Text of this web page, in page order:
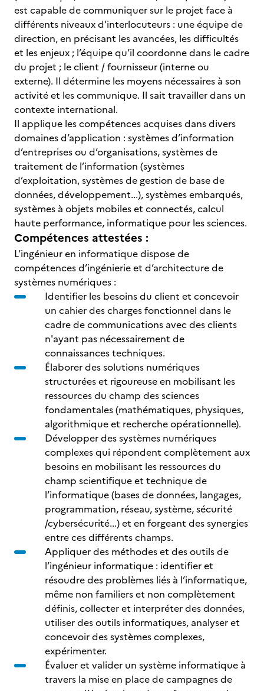
est capable de communiquer sur le projet face à
différents niveaux d’interlocuteurs : une équipe de
direction, en précisant les avancées, les difficultés
et les enjeux ; l’équipe qu’il coordonne dans le cadre
du projet ; le client / fournisseur (interne ou
externe). Il détermine les moyens nécessaires à son
activité et les communique. Il sait travailler dans un
contexte international.
Il applique les compétences acquises dans divers
domaines d’application : systèmes d’information
d’entreprises ou d’organisations, systèmes de
traitement de l’information (systèmes
d’exploitation, systèmes de gestion de base de
données, développement...), systèmes embarqués,
systèmes à objets mobiles et connectés, calcul
haute performance, informatique pour les sciences.
Compétences attestées :
L’ingénieur en informatique dispose de
compétences d’ingénierie et d’architecture de
systèmes numériques :
Identifier les besoins du client et concevoir
un cahier des charges fonctionnel dans le
cadre de communications avec des clients
n'ayant pas nécessairement de
connaissances techniques.
Élaborer des solutions numériques
structurées et rigoureuse en mobilisant les
ressources du champ des sciences
fondamentales (mathématiques, physiques,
algorithmique et recherche opérationnelle).
Développer des systèmes numériques
complexes qui répondent complètement aux
besoins en mobilisant les ressources du
champ scientifique et technique de
l’informatique (bases de données, langages,
programmation, réseau, système, sécurité
/cybersécurité...) et en forgeant des synergies
entre ces différents champs.
Appliquer des méthodes et des outils de
l’ingénieur informatique : identifier et
résoudre des problèmes liés à l’informatique,
même non familiers et non complètement
définis, collecter et interpréter des données,
utiliser des outils informatiques, analyser et
concevoir des systèmes complexes,
expérimenter.
Évaluer et valider un système informatique à
travers la mise en place de campagnes de